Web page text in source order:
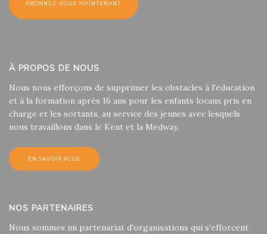
À PROPOS DE NOUS
Nous nous efforçons de supprimer les obstacles à l'éducation
et à la formation après 16 ans pour les enfants locaux pris en
charge et les sortants, au service des jeunes avec lesquels
nous travaillons dans le Kent et la Medway.
EN SAVOIR PLUS
NOS PARTENAIRES
Nous sommes un partenariat d'organisations qui s'efforcent